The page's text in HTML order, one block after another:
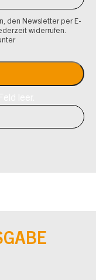
den Newsletter per E-
widerrufen.